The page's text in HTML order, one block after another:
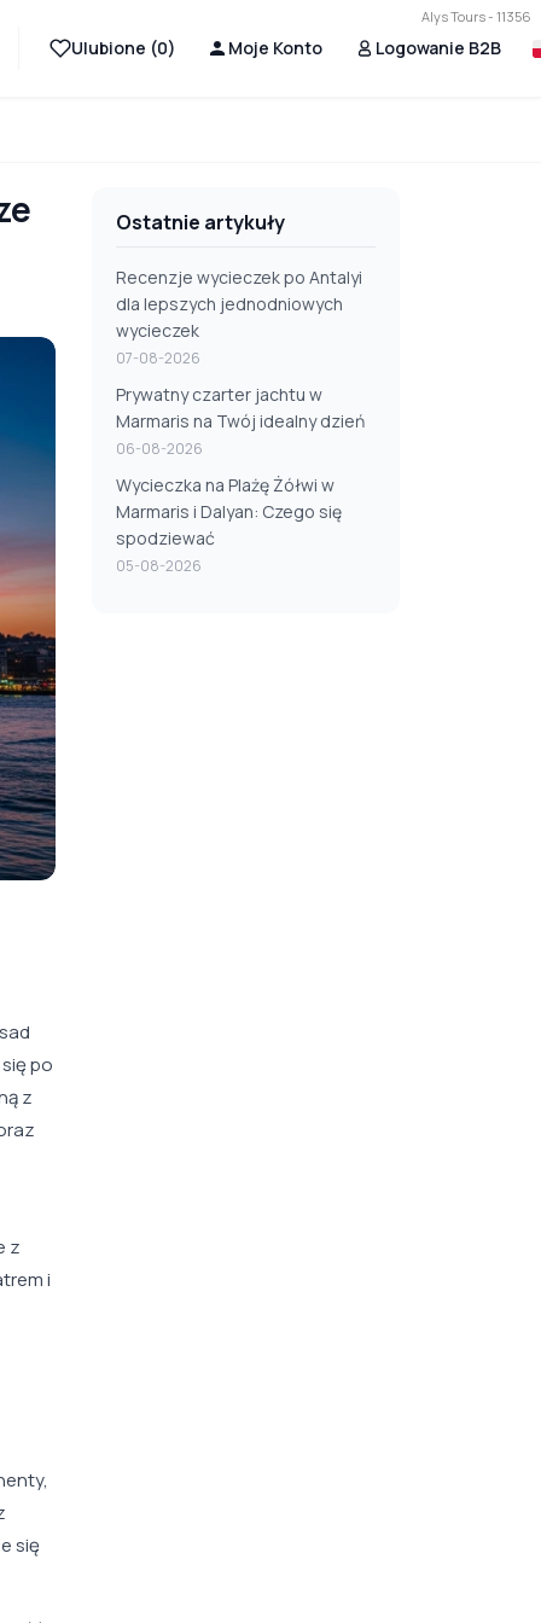
Alys Tours - 11356
Ulubione (0) Moje Konto Logowanie B2B
po
z
z
i
się
Ostatnie artykuły
Recenzje wycieczek po Antalyi
dla lepszych jednodniowych
wycieczek
07-08-2026
Prywatny czarter jachtu w
Marmaris na Twój idealny dzień
06-08-2026
Wycieczka na Plażę Żółwi w
Marmaris i Dalyan: Czego się
spodziewać
05-08-2026